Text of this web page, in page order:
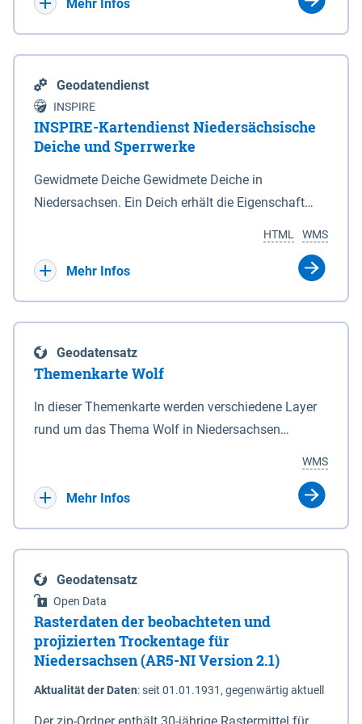
Mehr Infos
Geodatendienst
INSPIRE
INSPIRE-Kartendienst Niedersächsische
Deiche und Sperrwerke
Gewidmete Deiche Gewidmete Deiche in
Niedersachsen. Ein Deich erhält die Eigenschaft
Deichbehörde durch Verordnung ausspricht. Für
enthalten. Sperrwerke Sperrwerke sind Bauwerke
mit Sperrvorrichtungen in Tidegewässern, die dem
Schutz eines Gebietes vor erhöhten Tiden, vor allem
vor Sturmfluten, zu dienen bestimmt sind (§2 Abs.3
Eigenschaft eines Sperrwerkes durch Widmung, die
die Deichbehörde durch Verordnung ausspricht.
WMS
HTML
Mehr Infos
Geodatensatz
Themenkarte Wolf
In dieser Themenkarte werden verschiedene Layer
rund um das Thema Wolf in Niedersachsen
sowie Status der bestehenden Wolfsterritorien im
laufenden Monitoringjahr.
WMS
Mehr Infos
Geodatensatz
Open Data
Rasterdaten der beobachteten und
projizierten Trockentage für
Niedersachsen (AR5-NI Version 2.1)
Aktualität der Daten:seit 01.01.1931, gegenwärtig aktuell